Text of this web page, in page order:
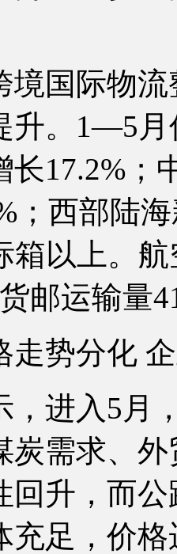
国际物流
升。1—5月
长17.2%；
；西部陆
箱以上。
邮运输量
势分化 企
入5月，
炭需求、
回升，而
充足，价